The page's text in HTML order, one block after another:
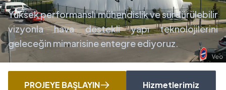
Yüksek performanslı mühendislik ve sürdürülebilir
vizyonla hava destekli yapı teknolojilerini
geleceğin mimarisine entegre ediyoruz.
PROJEYE BAŞLAYIN Hizmetlerimiz